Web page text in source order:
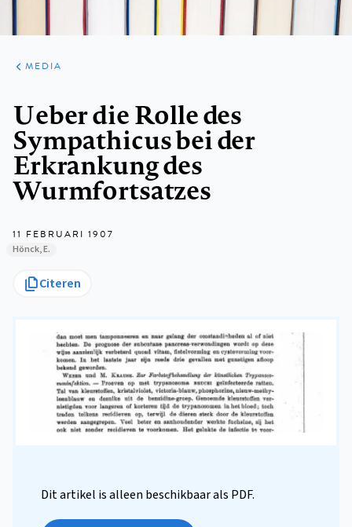
ARTIKELEN
VARIA
MEDIA
Ueber die Rolle des
Sympathicus bei der
Erkrankung des
Wurmfortsatzes
11 FEBRUARI 1907
Hönck, E.
Citeren
Dit artikel is alleen beschikbaar als PDF.